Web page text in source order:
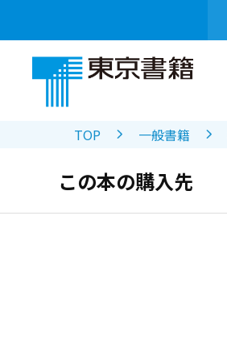
TOP 一般書籍
この本の購入先